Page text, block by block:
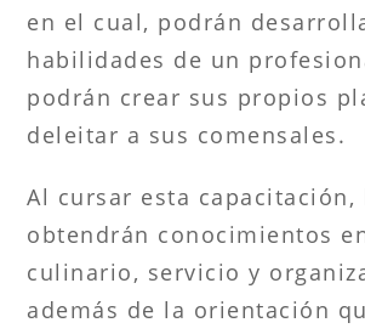
en el cual, podrán
habilidades de un
podrán crear sus propios
deleitar a sus comensales.
Al cursar esta capacitación,
obtendrán conocimientos
culinario, servicio y
además de la orientación